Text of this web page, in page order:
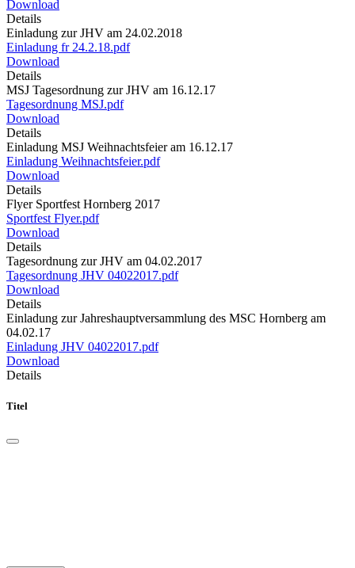
Download
Details
Einladung zur JHV am 24.02.2018
Einladung fr 24.2.18.pdf
Download
Details
MSJ Tagesordnung zur JHV am 16.12.17
Tagesordnung MSJ.pdf
Download
Details
Einladung MSJ Weihnachtsfeier am 16.12.17
Einladung Weihnachtsfeier.pdf
Download
Details
Flyer Sportfest Hornberg 2017
Sportfest Flyer.pdf
Download
Details
Tagesordnung zur JHV am 04.02.2017
Tagesordnung JHV 04022017.pdf
Download
Details
Einladung zur Jahreshauptversammlung des MSC Hornberg am
04.02.17
Einladung JHV 04022017.pdf
Download
Details
Titel